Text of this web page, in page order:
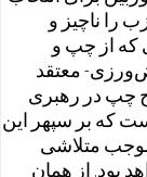
را ناچیز و
که از چپ و
معتقد
چپ در رهبری
که بر سپهر این
متلاشی
بود. از همان